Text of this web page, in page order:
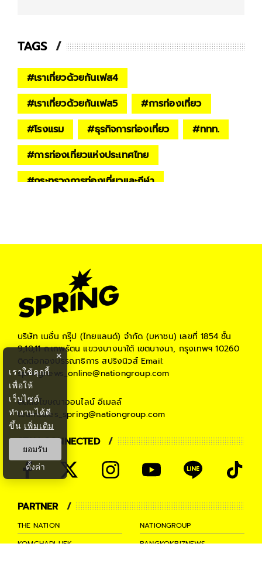
TAGS
#เราเที่ยวด้วยกันเฟส4
#เราเที่ยวด้วยกันเฟส5 #การท่องเที่ยว
#โรงแรม #ธุรกิจการท่องเที่ยว #ททท.
#การท่องเที่ยวแห่งประเทศไทย
#กระทรวงการท่องเที่ยวและกีฬา
บริษัท เนชั่น กรุ๊ป (ไทยแลนด์) จำกัด (มหาชน) เลขที่ 1854 ชั้น
9,10,11 ถ.เทพรัตน แขวงบางนาใต้ เขตบางนา, กรุงเทพฯ 10260
ติดต่อกองบรรณาธิการ สปริงนิวส์Email:
springnews_online@nationgroup.com
ติดต่อโฆษณาออนไลน์ อีเมลล์
teamsales_spring@nationgroup.com
STAY CONNECTED
PARTNER
THE NATION
NATIONGROUP
KOMCHADLUEK
BANGKOKBIZNEWS
×
เราใช้คุกกี้
เพื่อให้
เว็บไซต์
ทำงานได้ดี
ขึ้น เพิ่มเติม
ยอมรับ
ตั้งค่า